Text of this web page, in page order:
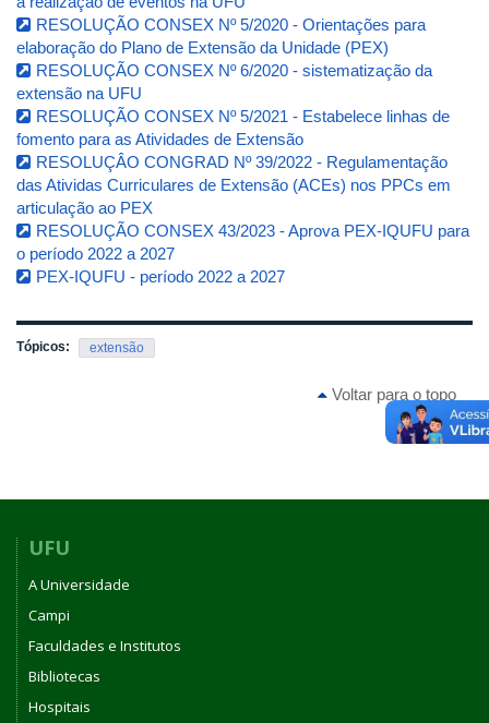
RESOLUÇÃO CONSEX Nº 5/2020 - Orientações para
elaboração do Plano de Extensão da Unidade (PEX)
RESOLUÇÃO CONSEX Nº 6/2020 - sistematização da
extensão na UFU
RESOLUÇÃO CONSEX Nº 5/2021 - Estabelece linhas de
fomento para as Atividades de Extensão
RESOLUÇÂO CONGRAD Nº 39/2022 - Regulamentação
das Atividas Curriculares de Extensão (ACEs) nos PPCs em
articulação ao PEX
RESOLUÇÃO CONSEX 43/2023 - Aprova PEX-IQUFU para
o período 2022 a 2027
PEX-IQUFU - período 2022 a 2027
Tópicos: extensão
Voltar para o topo
UFU
A Universidade
Campi
Faculdades e Institutos
Bibliotecas
Hospitais